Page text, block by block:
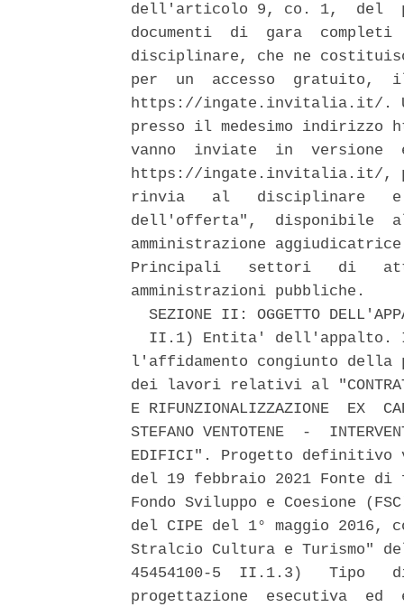
dell'articolo 9, co. 1,  del
documenti  di  gara
disciplinare, che ne
per  un  accesso
https://ingate.invitalia.it/.
presso il medesimo
vanno  inviate  in  versione
https://ingate.invitalia.it/,
rinvia   al   disciplinare   e
dell'offerta",  disponibile
amministrazione
Principali   settori   di
amministrazioni pubbliche.
SEZIONE II: OGGETTO
II.1) Entita' dell'appalto.
l'affidamento congiunto della
dei lavori relativi al
E RIFUNZIONALIZZAZIONE  EX
STEFANO VENTOTENE  -
EDIFICI". Progetto definitivo
del 19 febbraio 2021 Fonte
Fondo Sviluppo e Coesione
del CIPE del 1° maggio
Stralcio Cultura e Turismo" del
45454100-5  II.1.3)   Tipo
progettazione  esecutiva